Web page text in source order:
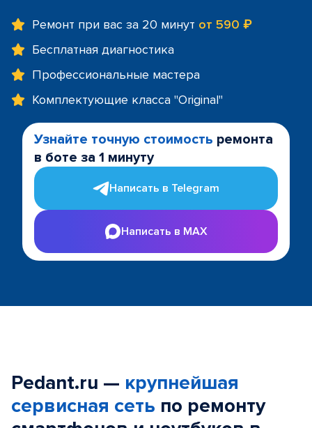
Ремонт при вас за 20 минут от 590 ₽
Бесплатная диагностика
Профессиональные мастера
Комплектующие класса "Original"
Узнайте точную стоимость ремонта
в боте за 1 минуту
Написать в Telegram
Написать в MAX
Pedant.ru — крупнейшая
сервисная сеть по ремонту